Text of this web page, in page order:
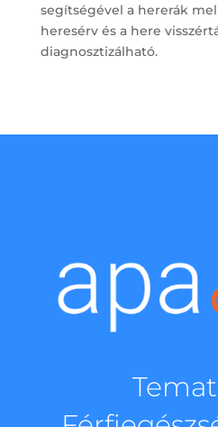
segítségével a hererák
heresérv és a here
diagnosztizálható.